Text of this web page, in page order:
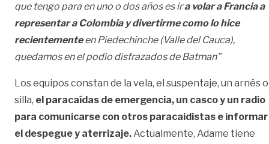
que tengo para en uno o dos años es ira volar a Francia a
representar a Colombia y divertirme como lo hice
recientementeen Piedechinche (Valle del Cauca),
quedamos en el podio disfrazados de Batman”
Los equipos constan de la vela, el suspentaje, un arnés o
silla, el paracaídas de emergencia, un casco y un radio
para comunicarse con otros paracaidistas e informar
el despegue y aterrizaje.Actualmente, Adame tiene